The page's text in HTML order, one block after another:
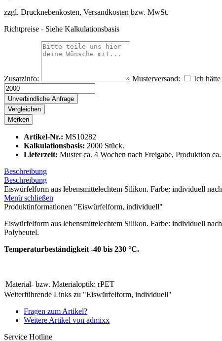
zzgl. Drucknebenkosten, Versandkosten bzw. MwSt.
Richtpreise - Siehe Kalkulationsbasis
Zusatzinfo: Musterversand: Ich
Unverbindliche Anfrage
Vergleichen
Merken
Artikel-Nr.: MS10282
Kalkulationsbasis: 2000 Stück.
Lieferzeit: Muster ca. 4 Wochen nach Freigabe, Produktion
Beschreibung
Beschreibung
Eiswürfelform aus lebensmittelechtem Silikon. Farbe: individuell
Menü schließen
Produktinformationen "Eiswürfelform, individuell"
Eiswürfelform aus lebensmittelechtem Silikon. Farbe: individuell
Polybeutel.
Temperaturbeständigkeit -40 bis 230 °C.
Material- bzw. Materialoptik: rPET
Weiterführende Links zu "Eiswürfelform, individuell"
Fragen zum Artikel?
Weitere Artikel von admixx
Service Hotline